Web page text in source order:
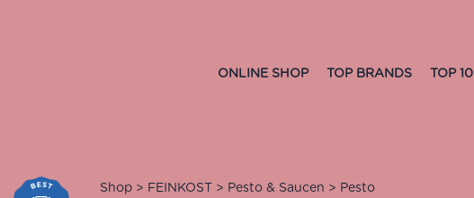
ONLINE SHOP TOP BRANDS TOP 10
Shop > FEINKOST > Pesto & Saucen > Pesto